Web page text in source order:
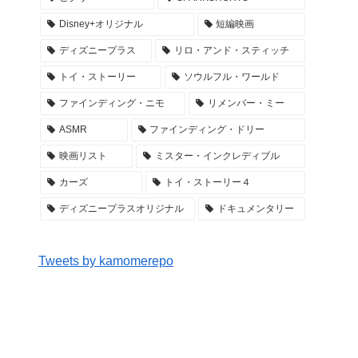
Disney+オリジナル 短編映画
ディズニープラス リロ・アンド・スティッチ
トイ・ストーリー ソウルフル・ワールド
ファインディング・ニモ リメンバー・ミー
ASMR ファインディング・ドリー
映画リスト ミスター・インクレディブル
カーズ トイ・ストーリー４
ディズニープラスオリジナル ドキュメンタリー
Tweets by kamomerepo